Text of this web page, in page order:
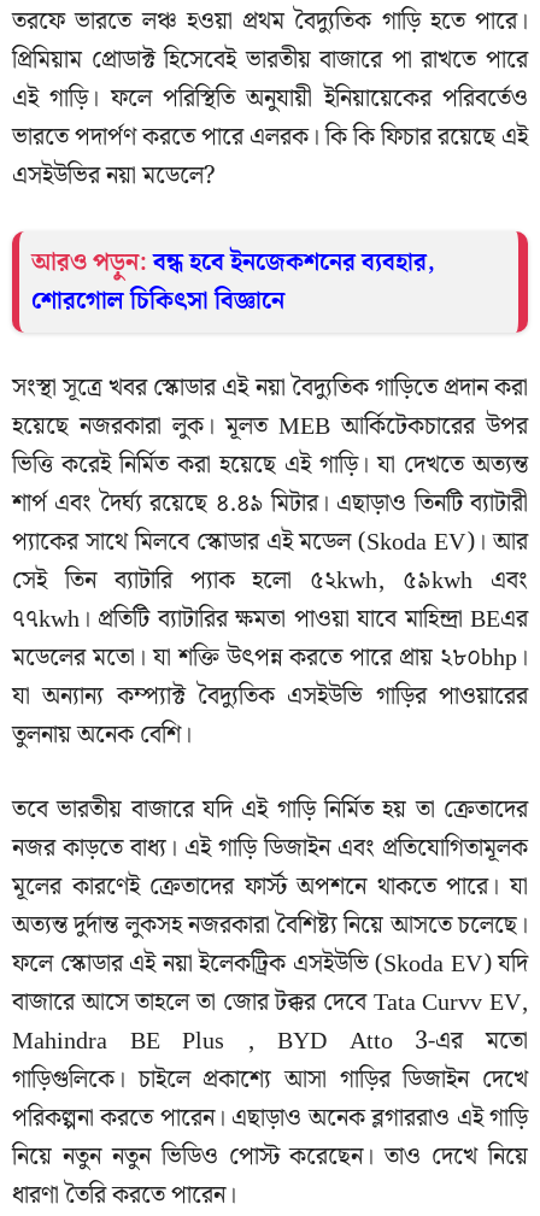
তরফে ভারতে লঞ্চ হওয়া প্রথম বৈদ্যুতিক গাড়ি হতে পারে।
প্রিমিয়াম প্রোডাক্ট হিসেবেই ভারতীয় বাজারে পা রাখতে পারে
এই গাড়ি। ফলে পরিস্থিতি অনুযায়ী ইনিয়ায়েকের পরিবর্তেও
ভারতে পদার্পণ করতে পারে এলরক। কি কি ফিচার রয়েছে এই
এসইউভির নয়া মডেলে?
আরও পড়ুন:বন্ধ হবে ইনজেকশনের ব্যবহার,
শোরগোল চিকিৎসা বিজ্ঞানে
সংস্থা সূত্রে খবর স্কোডার এই নয়া বৈদ্যুতিক গাড়িতে প্রদান করা
হয়েছে নজরকারা লুক। মূলত MEB আর্কিটেকচারের উপর
ভিত্তি করেই নির্মিত করা হয়েছে এই গাড়ি। যা দেখতে অত্যন্ত
শার্প এবং দৈর্ঘ্য রয়েছে ৪.৪৯ মিটার। এছাড়াও তিনটি ব্যাটারী
প্যাকের সাথে মিলবে স্কোডার এই মডেল (Skoda EV)। আর
সেই তিন ব্যাটারি প্যাক হলো ৫২kwh, ৫৯kwh এবং
৭৭kwh। প্রতিটি ব্যাটারির ক্ষমতা পাওয়া যাবে মাহিন্দ্রা BEএর
মডেলের মতো। যা শক্তি উৎপন্ন করতে পারে প্রায় ২৮০bhp।
যা অন্যান্য কম্প্যাক্ট বৈদ্যুতিক এসইউভি গাড়ির পাওয়ারের
তুলনায় অনেক বেশি।
তবে ভারতীয় বাজারে যদি এই গাড়ি নির্মিত হয় তা ক্রেতাদের
নজর কাড়তে বাধ্য। এই গাড়ি ডিজাইন এবং প্রতিযোগিতামূলক
মূলের কারণেই ক্রেতাদের ফার্স্ট অপশনে থাকতে পারে। যা
অত্যন্ত দুর্দান্ত লুকসহ নজরকারা বৈশিষ্ট্য নিয়ে আসতে চলেছে।
ফলে স্কোডার এই নয়া ইলেকট্রিক এসইউভি (Skoda EV) যদি
বাজারে আসে তাহলে তা জোর টক্কর দেবে Tata Curvv EV,
Mahindra BE Plus , BYD Atto 3-এর মতো
গাড়িগুলিকে। চাইলে প্রকাশ্যে আসা গাড়ির ডিজাইন দেখে
পরিকল্পনা করতে পারেন। এছাড়াও অনেক ব্লগাররাও এই গাড়ি
নিয়ে নতুন নতুন ভিডিও পোস্ট করেছেন। তাও দেখে নিয়ে
ধারণা তৈরি করতে পারেন।